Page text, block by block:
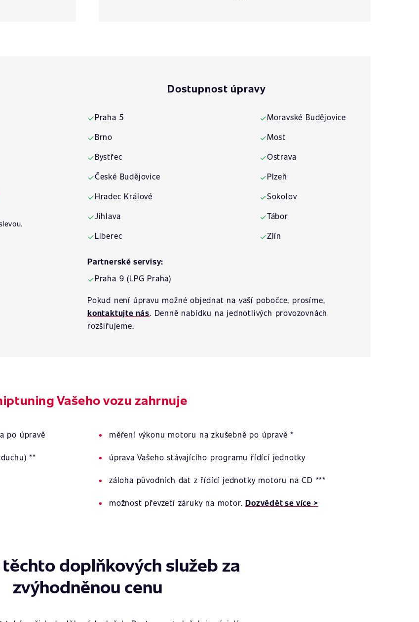
Dostupnost úpravy
✓Praha 5
✓Brno
✓Bystřec
✓České Budějovice
✓Hradec Králové
✓Jihlava
✓Liberec
✓Moravské Budějovice
✓Most
✓Ostrava
✓Plzeň
✓Sokolov
✓Tábor
✓Zlín
Partnerské servisy:
✓Praha 9 (LPG Praha)
Pokud není úpravu možné objednat na vaší pobočce, prosíme,
kontaktujte nás. Denně nabídku na jednotlivých provozovnách
rozšiřujeme.
Vašeho vozu zahrnuje
po úpravě měření výkonu motoru na zkušebně po úpravě *
** úprava Vašeho stávajícího programu řídící jednotky
záloha původních dat z řídící jednotky motoru na CD ***
možnost převzetí záruky na motor.Dozvědět se více >
doplňkových služeb za
zvýhodněnou cenu